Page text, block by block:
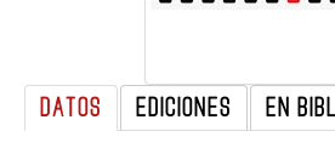
DATOS EDICIONES EN